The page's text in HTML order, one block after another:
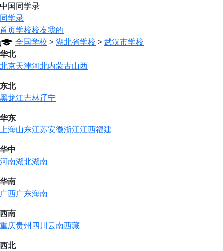
中国同学录
同学录
首页学校校友我的
全国学校 >湖北省学校 >武汉市学校
华北
北京天津河北内蒙古山西
东北
黑龙江吉林辽宁
华东
上海山东江苏安徽浙江江西福建
华中
河南湖北湖南
华南
广西广东海南
西南
重庆贵州四川云南西藏
西北